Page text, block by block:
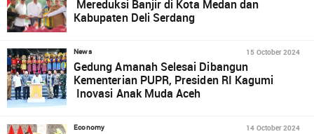
Mereduksi Banjir di Kota Medan dan
Kabupaten Deli Serdang
News 15 October 2024
Gedung Amanah Selesai Dibangun
Kementerian PUPR, Presiden RI Kagumi
Inovasi Anak Muda Aceh
Economy 14 October 2024